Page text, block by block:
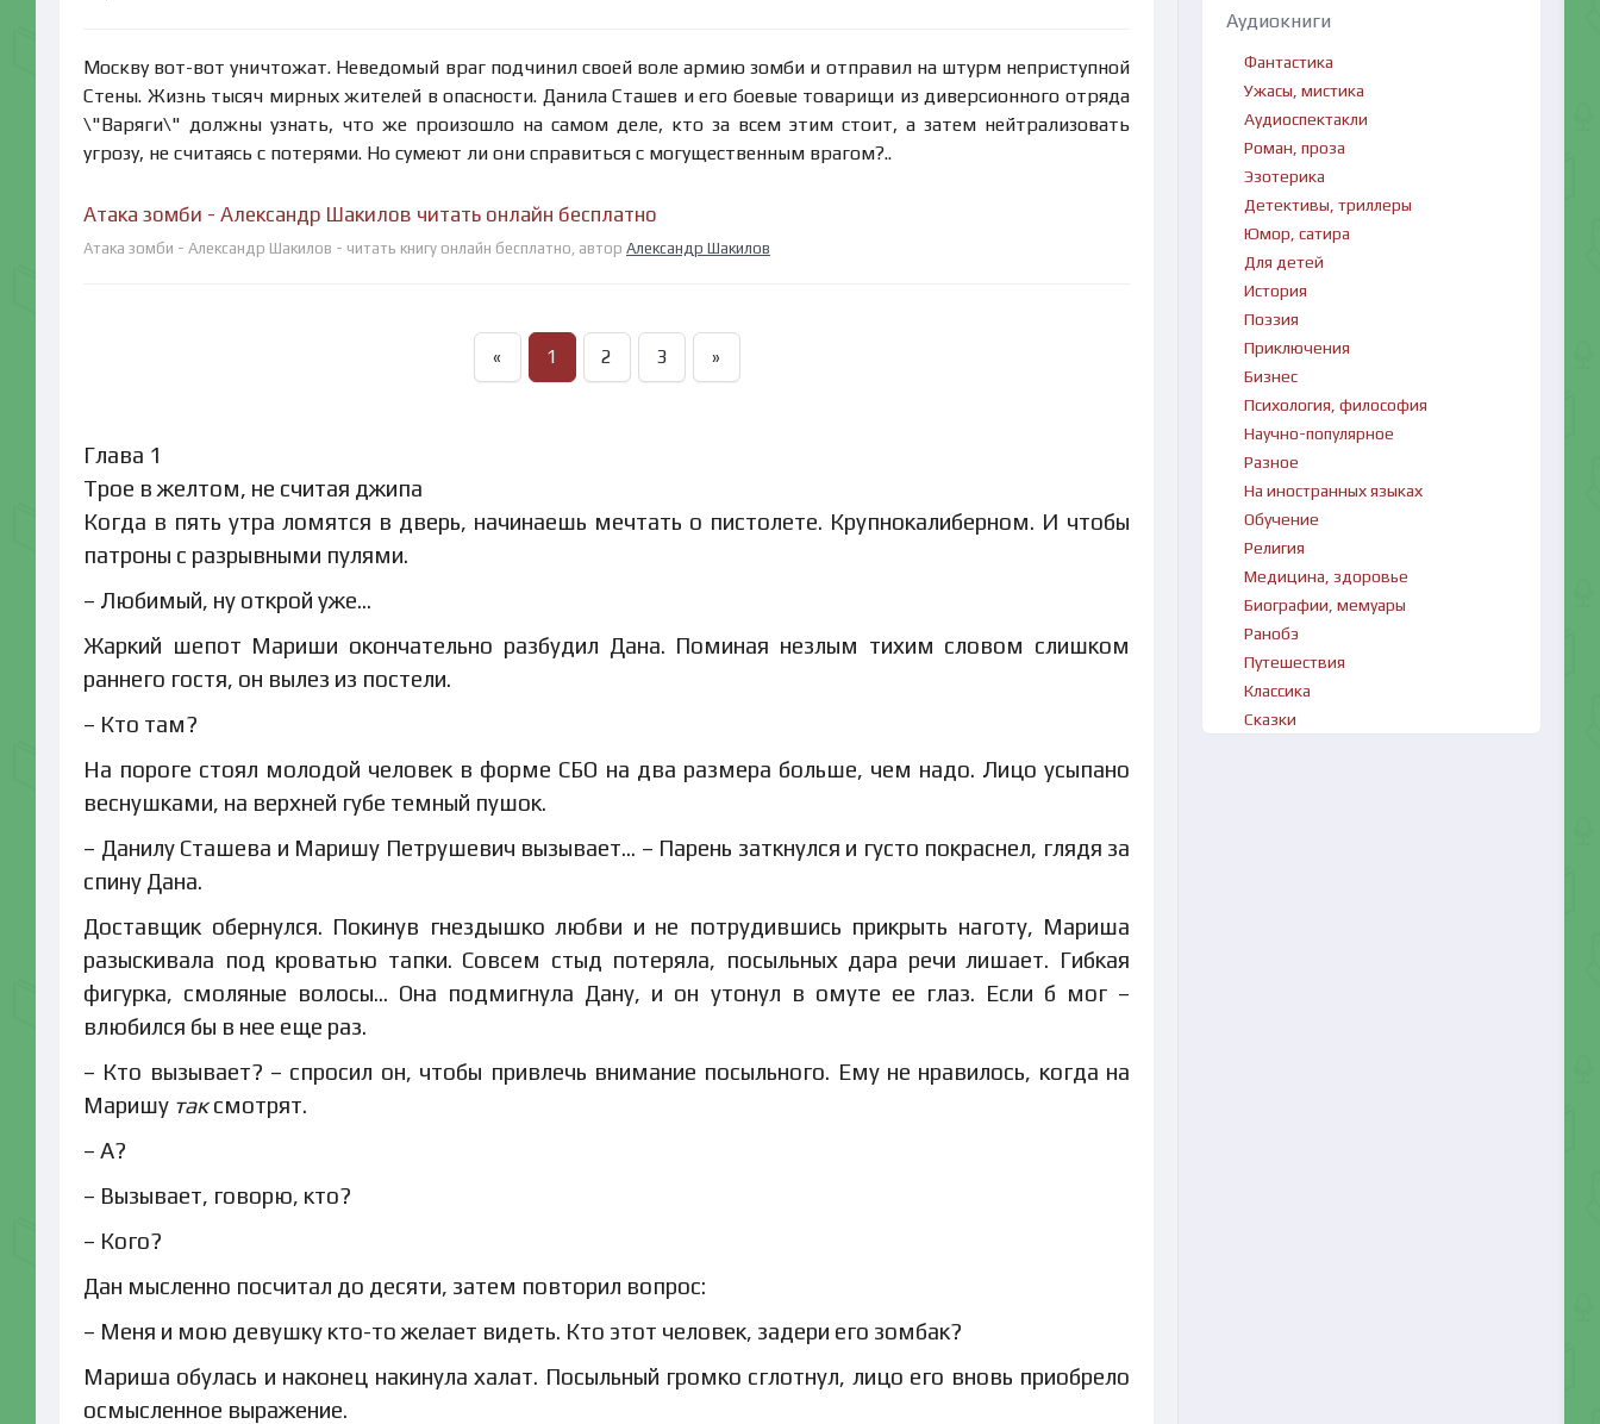
Москву вот-вот уничтожат. Неведомый враг подчинил своей воле армию зомби и отправил на штурм неприступной
Стены. Жизнь тысяч мирных жителей в опасности. Данила Сташев и его боевые товарищи из диверсионного отряда
\"Варяги\" должны узнать, что же произошло на самом деле, кто за всем этим стоит, а затем нейтрализовать
угрозу, не считаясь с потерями. Но сумеют ли они справиться с могущественным врагом?..
Атака зомби - Александр Шакилов читать онлайн бесплатно
Атака зомби - Александр Шакилов - читать книгу онлайн бесплатно, автор Александр Шакилов
« 1 2 3 »
Глава 1
Трое в желтом, не считая джипа
Когда в пять утра ломятся в дверь, начинаешь мечтать о пистолете. Крупнокалиберном. И чтобы
патроны с разрывными пулями.
– Любимый, ну открой уже…
Жаркий шепот Мариши окончательно разбудил Дана. Поминая незлым тихим словом слишком
раннего гостя, он вылез из постели.
– Кто там?
На пороге стоял молодой человек в форме СБО на два размера больше, чем надо. Лицо усыпано
веснушками, на верхней губе темный пушок.
– Данилу Сташева и Маришу Петрушевич вызывает… – Парень заткнулся и густо покраснел, глядя за
спину Дана.
Доставщик обернулся. Покинув гнездышко любви и не потрудившись прикрыть наготу, Мариша
разыскивала под кроватью тапки. Совсем стыд потеряла, посыльных дара речи лишает. Гибкая
фигурка, смоляные волосы… Она подмигнула Дану, и он утонул в омуте ее глаз. Если б мог –
влюбился бы в нее еще раз.
– Кто вызывает? – спросил он, чтобы привлечь внимание посыльного. Ему не нравилось, когда на
Маришу таксмотрят.
– А?
– Вызывает, говорю, кто?
– Кого?
Дан мысленно посчитал до десяти, затем повторил вопрос:
– Меня и мою девушку кто-то желает видеть. Кто этот человек, задери его зомбак?
Мариша обулась и наконец накинула халат. Посыльный громко сглотнул, лицо его вновь приобрело
осмысленное выражение.
Аудиокниги
Фантастика
Ужасы, мистика
Аудиоспектакли
Роман, проза
Эзотерика
Детективы, триллеры
Юмор, сатира
Для детей
История
Поэзия
Приключения
Бизнес
Психология, философия
Научно-популярное
Разное
На иностранных языках
Обучение
Религия
Медицина, здоровье
Биографии, мемуары
Ранобэ
Путешествия
Классика
Сказки